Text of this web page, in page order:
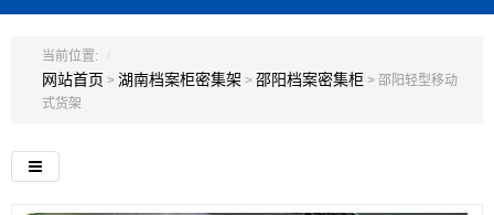
当前位置:
网站首页 > 湖南档案柜密集架 > 邵阳档案密集柜 > 邵阳轻型移动
式货架